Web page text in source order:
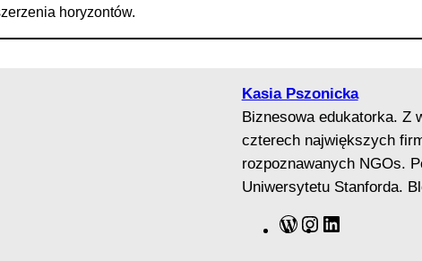
horyzontów.
Kasia Pszonicka
Biznesowa edukatorka. Z
czterech największych
rozpoznawanych NGOs.
Uniwersytetu Stanforda.
W